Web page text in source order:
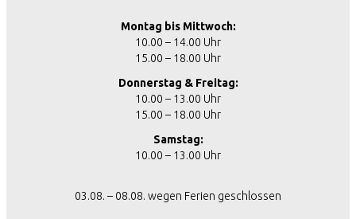
Montag bis Mittwoch:
10.00 – 14.00 Uhr
15.00 – 18.00 Uhr
Donnerstag & Freitag:
10.00 – 13.00 Uhr
15.00 – 18.00 Uhr
Samstag:
10.00 – 13.00 Uhr
03.08. – 08.08. wegen Ferien geschlossen